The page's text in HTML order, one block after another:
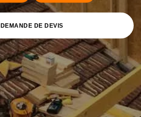
DEMANDE DE DEVIS